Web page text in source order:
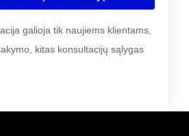
galioja tik naujiems klientams,
kitas konsultacijų sąlygas